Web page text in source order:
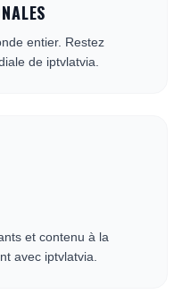
entier. Restez
de iptvlatvia.
et contenu à la
avec iptvlatvia.